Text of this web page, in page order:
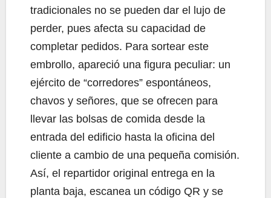
tradicionales no se pueden dar el lujo de
perder, pues afecta su capacidad de
completar pedidos. Para sortear este
embrollo, apareció una figura peculiar: un
ejército de “corredores” espontáneos,
chavos y señores, que se ofrecen para
llevar las bolsas de comida desde la
entrada del edificio hasta la oficina del
cliente a cambio de una pequeña comisión.
Así, el repartidor original entrega en la
planta baja, escanea un código QR y se